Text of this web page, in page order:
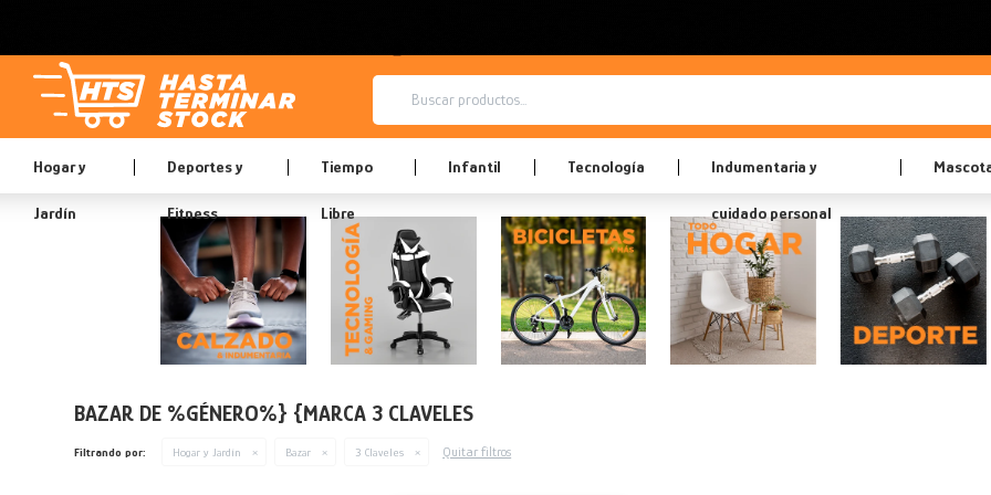
Hogar y
Jardín
Deportes y
Fitness
Tiempo
Libre
Infantil Tecnología Indumentaria y
cuidado personal
BAZAR DE %GÉNERO%} {MARCA 3 CLAVELES
Filtrando por: Hogar y Jardín Bazar 3 Claveles Quitar filtros